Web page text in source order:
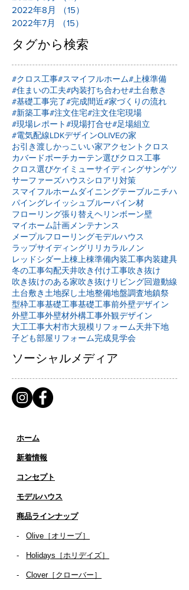
2022年8月
（15）
2022年7月
（15）
タグから検索
#クロス工事#スマイフルホーム#上棟準備
#住まいの工夫#内装打ち合わせ#土台敷き
#基礎工事完了#完成間近#家づくりの流れ
#新築工事#注文住宅#注文住宅現場
#現場レポート#現場打合せ#足場組立
#電気配線LDKデザインOLIVEの家
お引き渡しかっこいい家アクセントクロス
カバードポーチカーテン選びクロス工事
クロス選びケイミューサイディングサンゲツ
サーファーズハウスシロアリ対策
スマイフルホームダイニングテーブルニチハ
パイングレイッシュブルーパイン材
フローリング張り替え ヘリンボーン壁
マイホーム計画メンテナンス
メープルフローリングモデルハウス
ラップサイディングリリカラルノン
レッドシダー上棟上棟準備内装工事内装建具
冬の工事勾配天井吹き付け工事吹き抜け
吹き抜けのある家吹き抜けリビング回遊動線
土台敷き土地探し土地整備地盤調査地鎮祭
型枠工事基礎工事基礎工事前外壁デザイン
外壁工事外壁材外構工事外観デザイン
大工工事大村市大規模リフォーム天井下地
子ども部屋リフォーム完成見学会
ソーシャルメディア
ホーム
新着情報
コンセプト
​​モデルハウス
商品ラインナップ
- Olive［オリーブ］
- Holidays［ホリデイズ］
- ​ Clover［クローバー］